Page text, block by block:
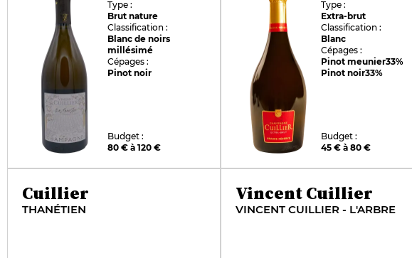
Type :
Brut nature
Classification :
Blanc de noirs
millésimé
Cépages :
Pinot noir
Budget :
80 € à 120 €
Type :
Extra-brut
Classification :
Blanc
Cépages :
Pinot meunier33%
Pinot noir33%
Budget :
45 € à 80 €
Cuillier
THANÉTIEN
Vincent Cuillier
VINCENT CUILLIER - L'ARBRE